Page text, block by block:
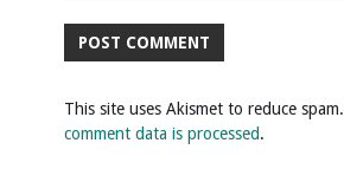
This site uses Akismet to reduce spam.
comment data is processed.